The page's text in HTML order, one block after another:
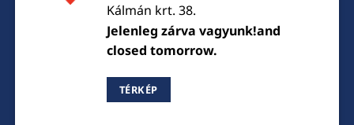
Kálmán krt. 38.
Jelenleg zárva vagyunk!and
closed tomorrow.
TÉRKÉP